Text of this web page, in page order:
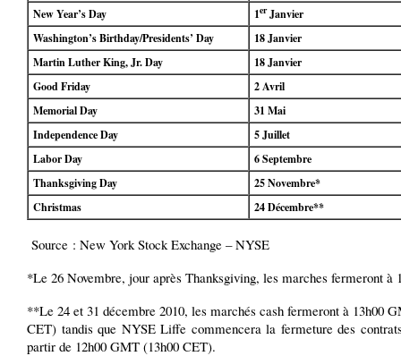
New Year’s Day
1erJanvier
Washington’s Birthday/Presidents’ Day
18 Janvier
Martin Luther King, Jr. Day
18 Janvier
Good Friday
2 Avril
Memorial Day
31 Mai
Independence Day
5 Juillet
Labor Day
6 Septembre
Thanksgiving Day
25 Novembre*
Christmas
24 Décembre**
Source : New York Stock Exchange – NYSE
*Le 26 Novembre, jour après Thanksgiving, les marches fermeront à
**Le 24 et 31 décembre 2010, les marchés cash fermeront à 13h00
CET) tandis que NYSE Liffe commencera la fermeture des
partir de 12h00 GMT (13h00 CET).